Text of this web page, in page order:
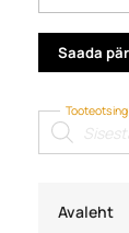
Tooteotsing
Products
search
Avaleht